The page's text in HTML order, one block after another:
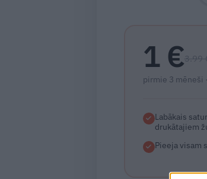
1 €
pirmie 3 mēneši
Labākais
drukātajiem
Pieeja visam